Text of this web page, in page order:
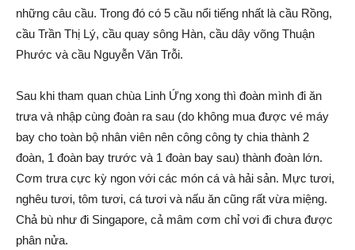
những câu cầu. Trong đó có 5 cầu nổi tiếng nhất là cầu Rồng,
cầu Trần Thị Lý, cầu quay sông Hàn, cầu dây võng Thuận
Phước và cầu Nguyễn Văn Trỗi.
Sau khi tham quan chùa Linh Ứng xong thì đoàn mình đi ăn
trưa và nhập cùng đoàn ra sau (do không mua được vé máy
bay cho toàn bộ nhân viên nên công công ty chia thành 2
đoàn, 1 đoàn bay trước và 1 đoàn bay sau) thành đoàn lớn.
Cơm trưa cực kỳ ngon với các món cá và hải sản. Mực tươi,
nghêu tươi, tôm tươi, cá tươi và nấu ăn cũng rất vừa miệng.
Chả bù như đi Singapore, cả mâm cơm chỉ vơi đi chưa được
phân nửa.